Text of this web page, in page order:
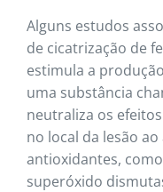
Alguns estudos
de cicatrização de
estimula a
uma substância
neutraliza os
no local da lesão
antioxidantes,
superóxido